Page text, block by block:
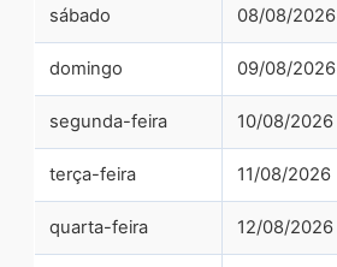
sábado 08/08/2026
domingo 09/08/2026
segunda-feira 10/08/2026
terça-feira 11/08/2026
quarta-feira 12/08/2026